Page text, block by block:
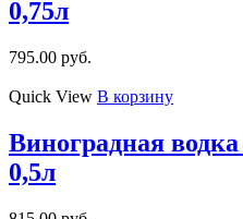
0,75л
795.00 руб.
Quick View В корзину
Виноградная
0,5л